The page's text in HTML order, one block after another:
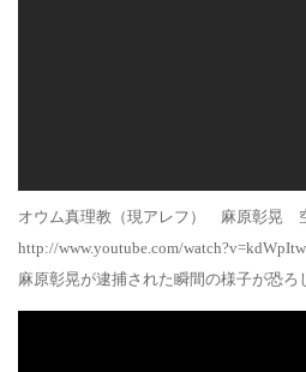
オウム真理教（現アレフ） 麻原彰晃
http://www.youtube.com/
麻原彰晃が逮捕された瞬間の様子が恐